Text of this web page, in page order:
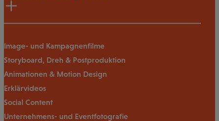
Image- und Kampagnenfilme
Storyboard, Dreh & Postproduktion
Animationen & Motion Design
Erklärvideos
Social Content
Unternehmens- und Eventfotografie